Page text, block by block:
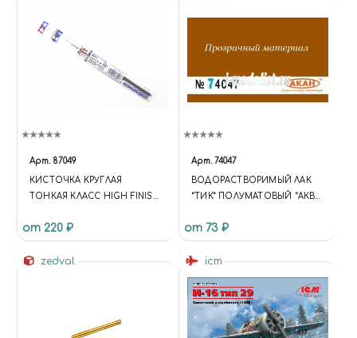
Арт. 87049
КИСТОЧКА КРУГЛАЯ
ТОНКАЯ КЛАСС HIGH FINISH
ВОЛОКНО)
от 220 ₽
Арт. 74047
ВОДОРАСТВОРИМЫЙ ЛАК
“ТИК” ПОЛУМАТОВЫЙ “АКВА”
от 73 ₽
zedval icm